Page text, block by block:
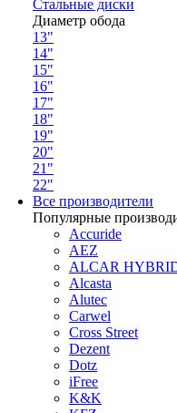
Стальные диски
Диаметр обода
13"
14"
15"
16"
17"
18"
19"
20"
21"
22"
Все производители
Популярные
Accuride
AEZ
ALCAR
Alcasta
Alutec
Carwel
Cross Street
Dezent
Dotz
iFree
K&K